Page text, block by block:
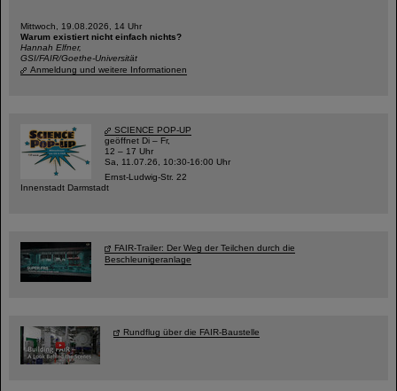
Mittwoch, 19.08.2026, 14 Uhr
Warum existiert nicht einfach nichts?
Hannah Elfner,
GSI/FAIR/Goethe-Universität
Anmeldung und weitere Informationen
SCIENCE POP-UP
geöffnet Di – Fr,
12 – 17 Uhr
Sa, 11.07.26, 10:30-16:00 Uhr
Ernst-Ludwig-Str. 22
Innenstadt Darmstadt
FAIR-Trailer: Der Weg der Teilchen durch die
Beschleunigeranlage
Rundflug über die FAIR-Baustelle